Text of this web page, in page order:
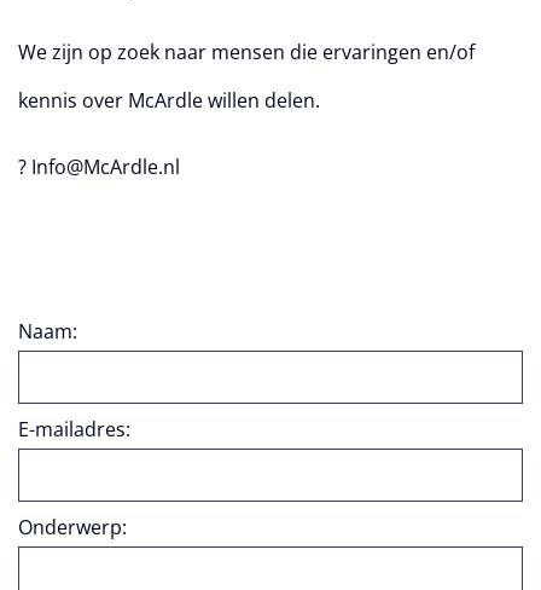
We zijn op zoek naar mensen die ervaringen en/of
kennis over McArdle willen delen.
? Info@McArdle.nl
Naam:
E-mailadres:
Onderwerp: